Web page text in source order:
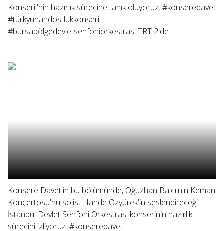
Konseri"nin hazırlık sürecine tanık oluyoruz. #konseredavet
#türkyunandostlukkonseri
#bursabölgedevletsenfoniorkestrası TRT 2'de...
Konsere Davet'in bu bölümünde, Oğuzhan Balcı'nın Keman
Konçertosu'nu solist Hande Özyürek'in seslendireceği
İstanbul Devlet Senfoni Orkestrası konserinin hazırlık
sürecini izliyoruz. #konseredavet